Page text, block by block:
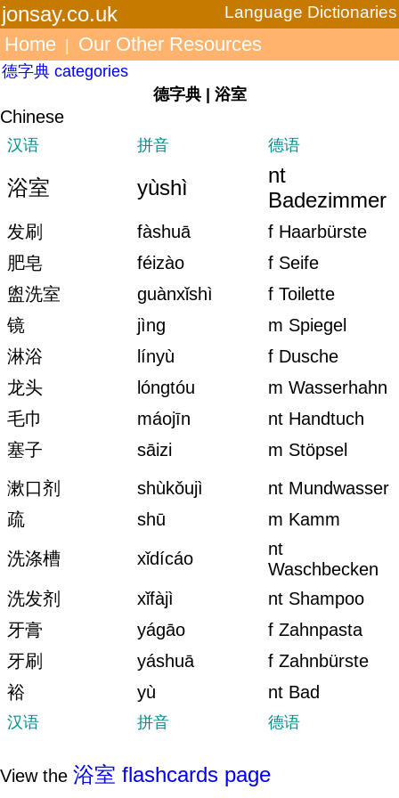
jonsay.co.uk Language Dictionaries
Home Our Other Resources
德字典 categories
德字典 | 浴室
Chinese
汉语 拼音 德语
浴室 yùshì
nt
Badezimmer
发刷 fàshuā
f Haarbürste
肥皂
féizào
f Seife
盥洗室
guànxǐshì
f Toilette
镜
jìng
m Spiegel
淋浴
línyù
f Dusche
龙头
lóngtóu
m Wasserhahn
毛巾
máojīn
nt Handtuch
塞子
sāizi
m Stöpsel
漱口剂
shùkǒujì
nt Mundwasser
疏
shū
m Kamm
洗涤槽
xǐdícáo
nt
Waschbecken
洗发剂
xǐfàjì
nt Shampoo
牙膏
yágāo
f Zahnpasta
牙刷
yáshuā
f Zahnbürste
裕
yù nt Bad
汉语 拼音 德语
View the 浴室 flashcards page